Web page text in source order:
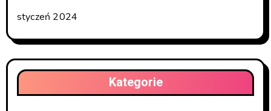
styczeń 2024
Kategorie